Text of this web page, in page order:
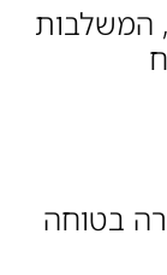
המשלבות
בטוחה